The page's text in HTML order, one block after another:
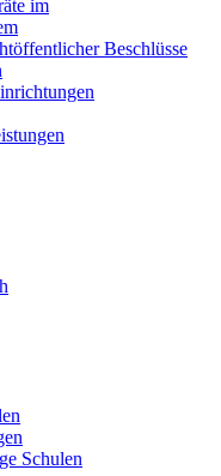
im
Beschlüsse
Schulen